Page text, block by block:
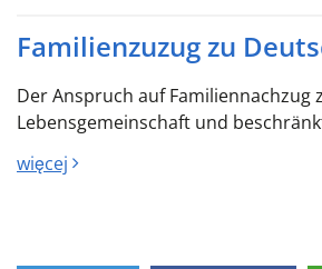
Familienzuzug zu
Der Anspruch auf
Lebensgemeinschaft und
więcej